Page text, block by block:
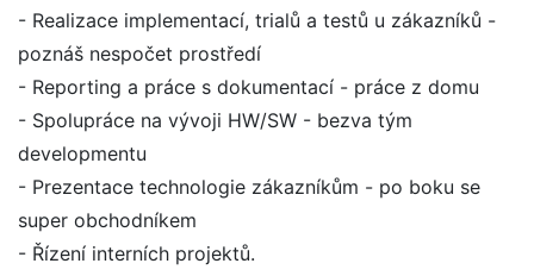
- Realizace implementací, trialů a testů u zákazníků -
poznáš nespočet prostředí
- Reporting a práce s dokumentací - práce z domu
- Spolupráce na vývoji HW/SW - bezva tým
developmentu
- Prezentace technologie zákazníkům - po boku se
super obchodníkem
- Řízení interních projektů.